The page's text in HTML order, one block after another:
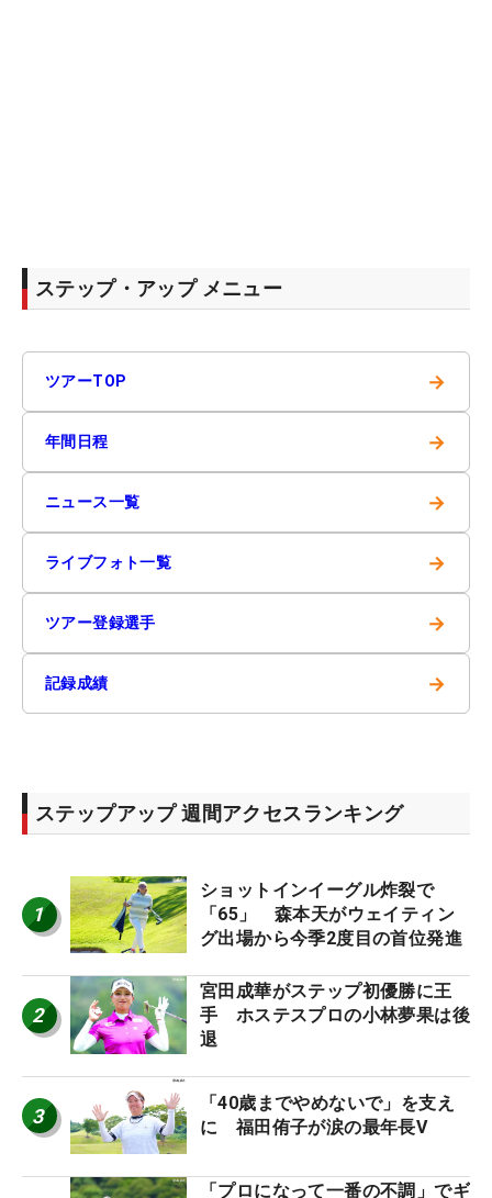
ステップ・アップ メニュー
ツアーTOP →
年間日程 →
ニュース一覧 →
ライブフォト一覧 →
ツアー登録選手 →
記録成績 →
ステップアップ 週間アクセスランキング
1
ショットインイーグル炸裂で
「65」 森本天がウェイティン
グ出場から今季2度目の首位発進
2
宮田成華がステップ初優勝に王
手 ホステスプロの小林夢果は後
退
3
「40歳までやめないで」を支え
に 福田侑子が涙の最年長V
「プロになって一番の不調」でギ